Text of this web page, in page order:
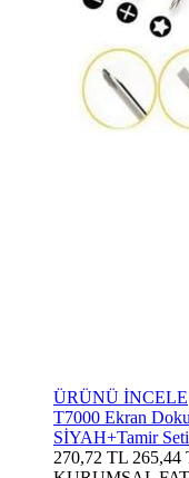
ÜRÜNÜ İNCELE
T7000 Ekran
SİYAH+Tamir Seti
270,72 TL 265,44